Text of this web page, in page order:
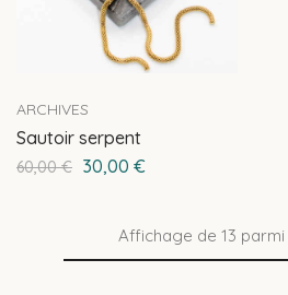
ARCHIVES
Sautoir serpent
60,00€ 30,00 €
Affichage de 13 parmi